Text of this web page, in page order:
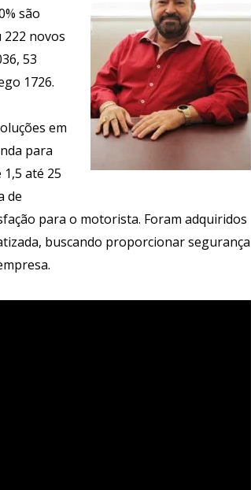
são
222 novos
53
1726.
em
para
até 25
de
para o motorista. Foram adquiridos
buscando proporcionar segurança